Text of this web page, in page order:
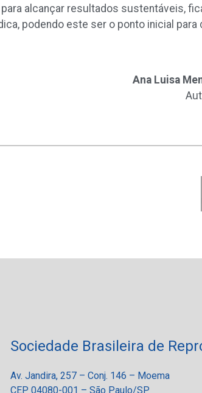
para alcançar resultados sustentáveis,
podendo este ser o ponto inicial
Ana Luisa
Sociedade Brasileira de
Av. Jandira, 257 – Conj. 146 – Moema
CEP 04080-001 – São Paulo/SP